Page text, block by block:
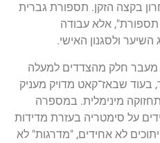
בקצה הזקן. תספורת גברית
תספורת", אלא עבודה
ולסגנון האישי.
מעבר חלק מהצדדים למעלה
שבאז־קאט מדויק מעניק
מינימלית. במספרה
על סימטריה בעזרת מדידות
לא אחידים, "מדרגות" לא